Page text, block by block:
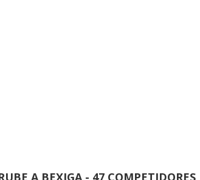
A BEXIGA - 47 COMPETIDORES